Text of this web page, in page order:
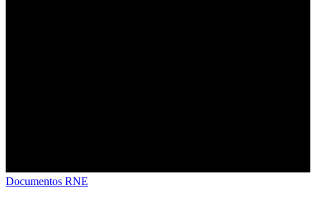
Documentos RNE